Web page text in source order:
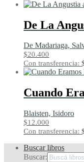
De La
De Madariaga,
$20.400
Con transferencia:
Cuando
Blaisten, Isidoro
$12.000
Con transferencia:
Buscar libros
Buscar: